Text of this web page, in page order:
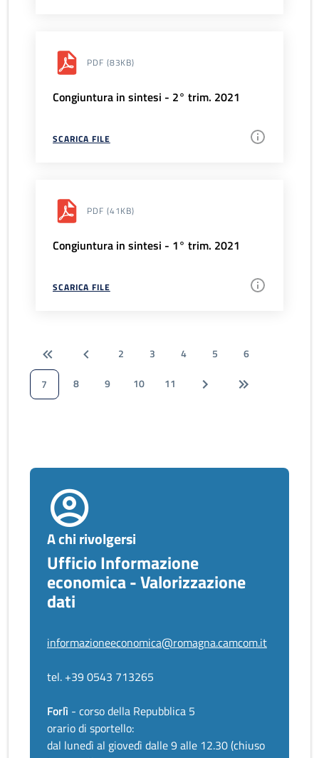
PDF (83KB)
Congiuntura in sintesi - 2° trim. 2021
SCARICA FILE
PDF (41KB)
Congiuntura in sintesi - 1° trim. 2021
SCARICA FILE
2 3 4 5
6
7
8 9 10 11
A chi rivolgersi
Ufficio Informazione
economica - Valorizzazione
dati
informazioneeconomica@romagna.camcom.it
tel. +39 0543 713265
Forlì - corso della Repubblica 5
orario di sportello:
dal lunedì al giovedì dalle 9 alle 12.30 (chiuso